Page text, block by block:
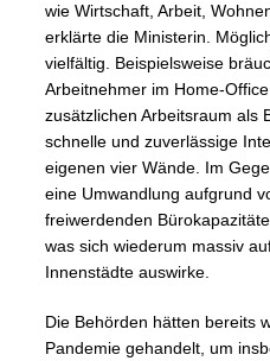
wie Wirtschaft, Arbeit,
erklärte die Ministerin.
vielfältig. Beispielsweise
Arbeitnehmer im Home-
zusätzlichen Arbeitsraum als
schnelle und zuverlässige
eigenen vier Wände. Im
eine Umwandlung aufgrund
freiwerdenden
was sich wiederum massiv
Innenstädte auswirke.
Die Behörden hätten bereits
Pandemie gehandelt, um